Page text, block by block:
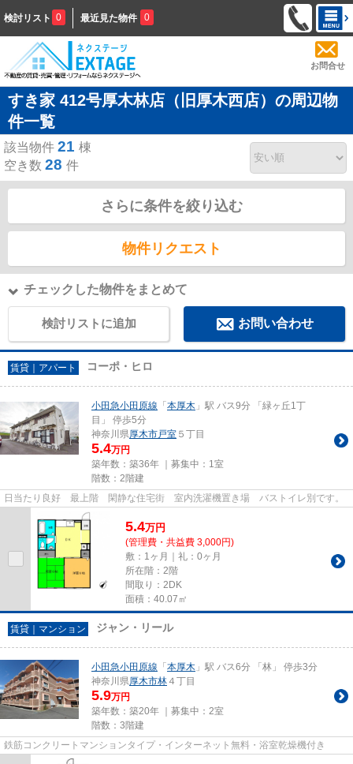
検討リスト 0 最近見た物件 0
お問合せ
すき家 412号厚木林店（旧厚木西店）の周辺物
件一覧
該当物件 21 棟
空き数 28 件
さらに条件を絞り込む
物件リクエスト
チェックした物件をまとめて
検討リストに追加 お問い合わせ
賃貸｜アパート コーポ・ヒロ
小田急小田原線 「本厚木 」駅 バス9分 「緑ヶ丘1丁
目」 停歩5分
神奈川県厚木市戸室 ５丁目
5.4万円
築年数：築36年 ｜募集中： 1室
階数：2階建
日当たり良好 最上階 閑静な住宅街 室内洗濯機置き場 バストイレ別です。
5.4万円
(管理費・共益費 3,000円)
敷：1ヶ月｜礼：0ヶ月
所在階：2階
間取り：2DK
面積：40.07㎡
賃貸｜マンション ジャン・リール
小田急小田原線 「本厚木 」駅 バス6分 「林」 停歩3分
神奈川県厚木市林 ４丁目
5.9万円
築年数：築20年 ｜募集中： 2室
階数：3階建
鉄筋コンクリートマンションタイプ・インターネット無料・浴室乾燥機付き